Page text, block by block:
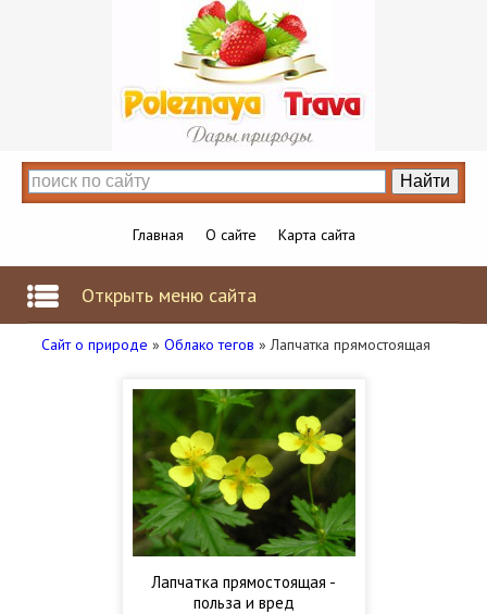
Главная О сайте Карта сайта
Открыть меню сайта
Сайт о природе » Облако тегов » Лапчатка прямостоящая
Лапчатка прямостоящая -
польза и вред